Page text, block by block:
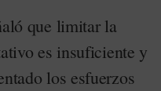
que limitar la
es insuficiente y
los esfuerzos